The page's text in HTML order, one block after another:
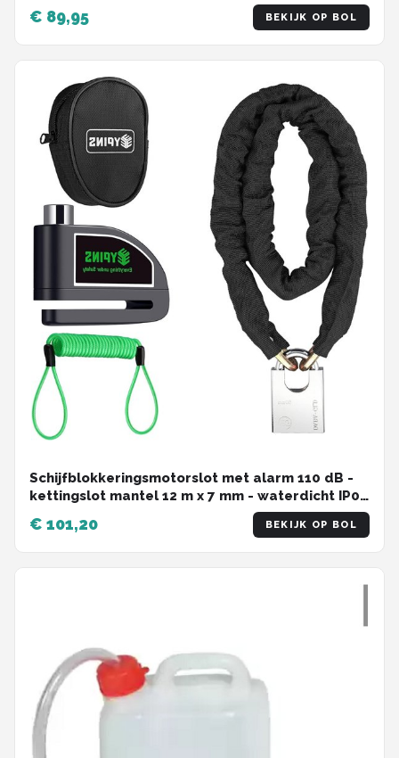
€ 89,95 BEKIJK OP BOL
Schijfblokkeringsmotorslot met alarm 110 dB -
kettingslot mantel 12 m x 7 mm - waterdicht IP06
- herinneringskabel - voor motorfiets
€ 101,20 BEKIJK OP BOL